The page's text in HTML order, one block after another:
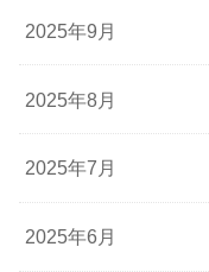
2025年9月
2025年8月
2025年7月
2025年6月